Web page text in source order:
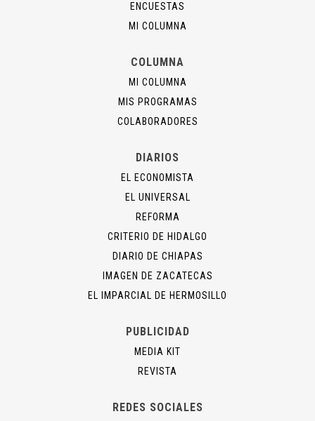
ENCUESTAS
MI COLUMNA
COLUMNA
MI COLUMNA
MIS PROGRAMAS
COLABORADORES
DIARIOS
EL ECONOMISTA
EL UNIVERSAL
REFORMA
CRITERIO DE HIDALGO
DIARIO DE CHIAPAS
IMAGEN DE ZACATECAS
EL IMPARCIAL DE HERMOSILLO
PUBLICIDAD
MEDIA KIT
REVISTA
REDES SOCIALES